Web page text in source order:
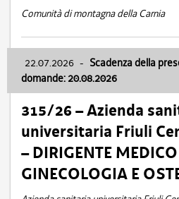
Comunità di montagna della Carnia
22.07.2026 - Scadenza della
domande: 20.08.2026
315/26 – Azienda
universitaria Friuli
– DIRIGENTE
GINECOLOGIA E